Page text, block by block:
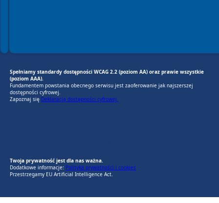
Spełniamy standardy dostępności WCAG 2.2 (poziom AA) oraz prawie wszystkie
(poziom AAA).
Fundamentem powstania obecnego serwisu jest zaoferowanie jak najszerszej
dostępności cyfrowej.
Zapoznaj się Deklaracją dostępności cyfrowej.
Twoja prywatność jest dla nas ważna.
Dodatkowe informacje: Polityka prywatności i cookies
Przestrzegamy EU Artificial Intelligence Act.